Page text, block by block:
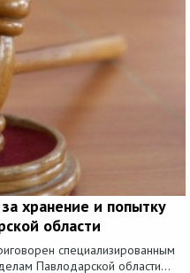
хранение и попытку
области
специализированным
Павлодарской области...